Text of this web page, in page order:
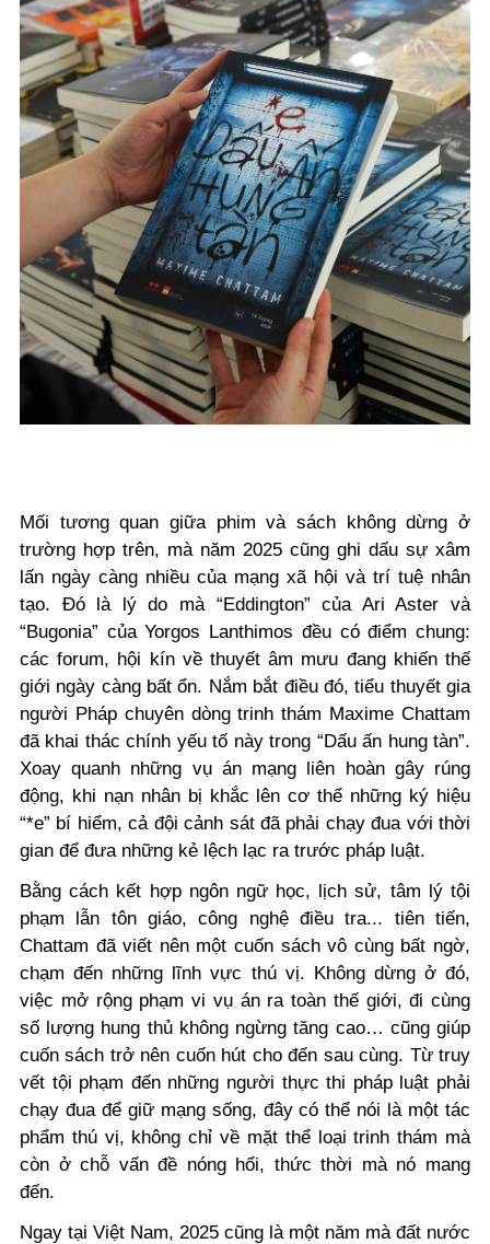
Mối tương quan giữa phim và sách không dừng ở
trường hợp trên, mà năm 2025 cũng ghi dấu sự xâm
lấn ngày càng nhiều của mạng xã hội và trí tuệ nhân
tạo. Đó là lý do mà “Eddington” của Ari Aster và
“Bugonia” của Yorgos Lanthimos đều có điểm chung:
các forum, hội kín về thuyết âm mưu đang khiến thế
giới ngày càng bất ổn. Nắm bắt điều đó, tiểu thuyết gia
người Pháp chuyên dòng trinh thám Maxime Chattam
đã khai thác chính yếu tố này trong “Dấu ấn hung tàn”.
Xoay quanh những vụ án mạng liên hoàn gây rúng
động, khi nạn nhân bị khắc lên cơ thể những ký hiệu
“*e” bí hiểm, cả đội cảnh sát đã phải chạy đua với thời
gian để đưa những kẻ lệch lạc ra trước pháp luật.
Bằng cách kết hợp ngôn ngữ học, lịch sử, tâm lý tội
phạm lẫn tôn giáo, công nghệ điều tra... tiên tiến,
Chattam đã viết nên một cuốn sách vô cùng bất ngờ,
chạm đến những lĩnh vực thú vị. Không dừng ở đó,
việc mở rộng phạm vi vụ án ra toàn thế giới, đi cùng
số lượng hung thủ không ngừng tăng cao… cũng giúp
cuốn sách trở nên cuốn hút cho đến sau cùng. Từ truy
vết tội phạm đến những người thực thi pháp luật phải
chạy đua để giữ mạng sống, đây có thể nói là một tác
phẩm thú vị, không chỉ về mặt thể loại trinh thám mà
còn ở chỗ vấn đề nóng hổi, thức thời mà nó mang
đến.
Ngay tại Việt Nam, 2025 cũng là một năm mà đất nước